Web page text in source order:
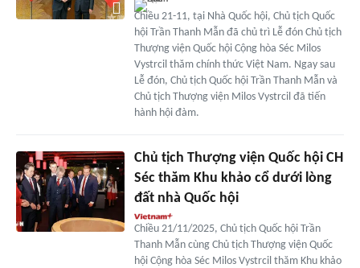
Chiều 21-11, tại Nhà Quốc hội, Chủ tịch Quốc
hội Trần Thanh Mẫn đã chủ trì Lễ đón Chủ tịch
Thượng viện Quốc hội Cộng hòa Séc Milos
Vystrcil thăm chính thức Việt Nam. Ngay sau
Lễ đón, Chủ tịch Quốc hội Trần Thanh Mẫn và
Chủ tịch Thượng viện Milos Vystrcil đã tiến
hành hội đàm.
Chủ tịch Thượng viện Quốc hội CH
Séc thăm Khu khảo cổ dưới lòng
đất nhà Quốc hội
Chiều 21/11/2025, Chủ tịch Quốc hội Trần
Thanh Mẫn cùng Chủ tịch Thượng viện Quốc
hội Cộng hòa Séc Milos Vystrcil thăm Khu khảo